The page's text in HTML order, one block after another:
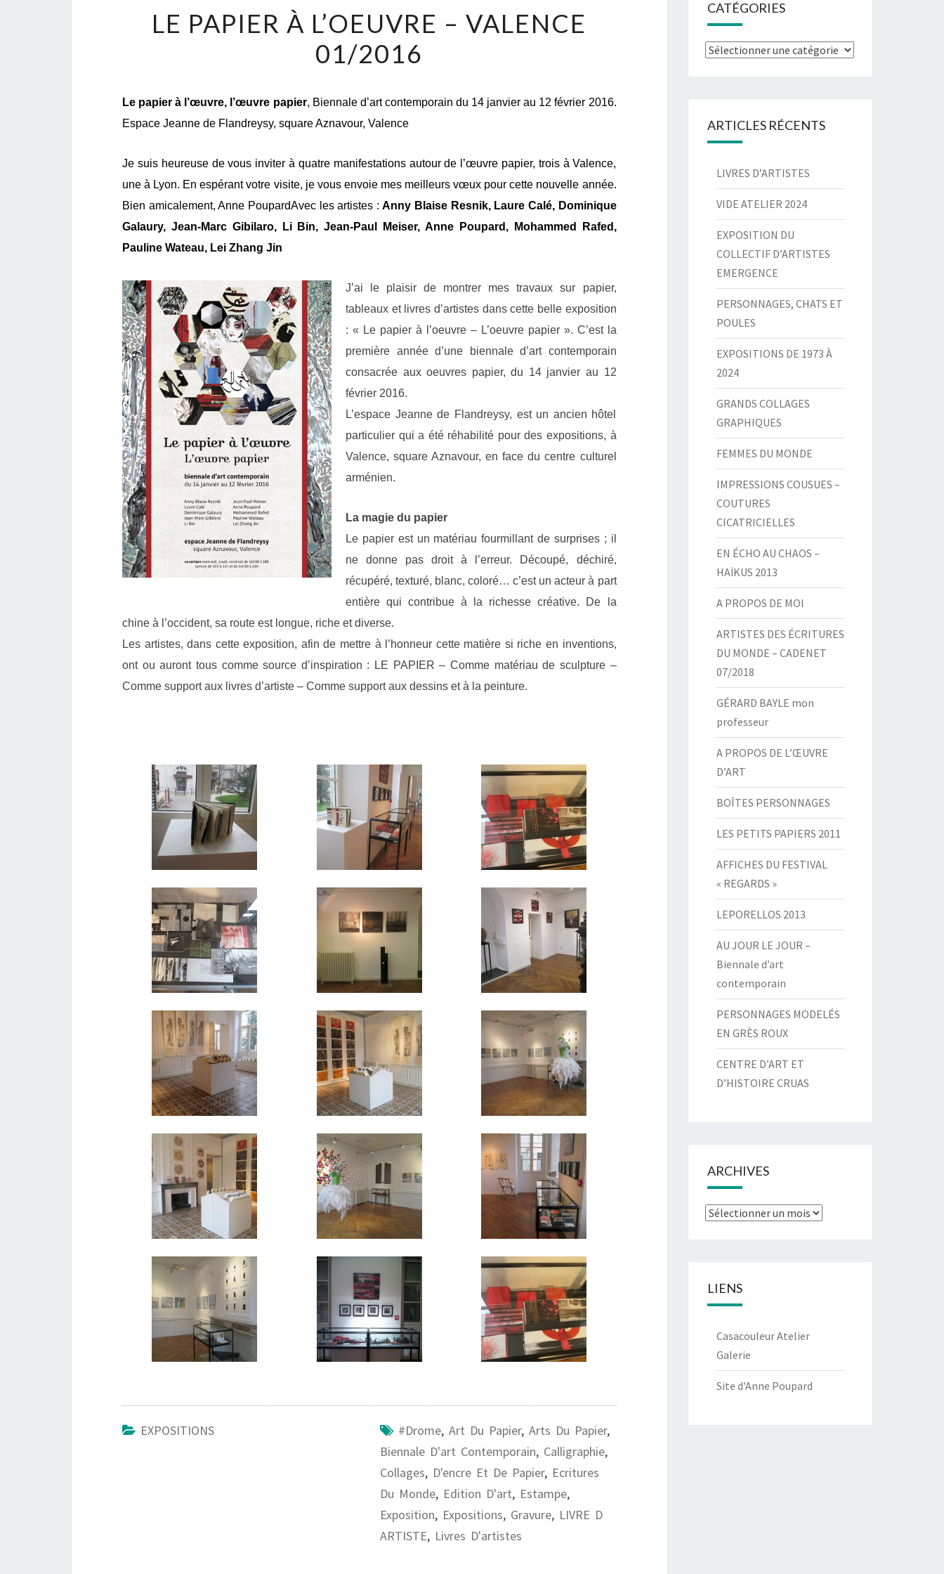
PAPIER
À
L’OEUVRE
VALENCE
01/2016
LE PAPIER À L’OEUVRE – VALENCE
01/2016
Le papier à l’œuvre, l’œuvre papier, Biennale d’art contemporain du 14 janvier au 12 février 2016.
Espace Jeanne de Flandreysy, square Aznavour, Valence
Je suis heureuse de vous inviter à quatre manifestations autour de l’œuvre papier, trois à Valence,
une à Lyon. En espérant votre visite, je vous envoie mes meilleurs vœux pour cette nouvelle année.
Bien amicalement, Anne PoupardAvec les artistes :Anny Blaise Resnik, Laure Calé, Dominique
Galaury, Jean-Marc Gibilaro, Li Bin, Jean-Paul Meiser, Anne Poupard, Mohammed Rafed,
Pauline Wateau, Lei Zhang Jin
J’ai le plaisir de montrer mes travaux sur papier,
tableaux et livres d’artistes dans cette belle exposition
: « Le papier à l’oeuvre – L’oeuvre papier ». C’est la
première année d’une biennale d’art contemporain
consacrée aux oeuvres papier, du 14 janvier au 12
février 2016.
L’espace Jeanne de Flandreysy, est un ancien hôtel
particulier qui a été réhabilité pour des expositions, à
Valence, square Aznavour, en face du centre culturel
arménien.
La magie du papier
Le papier est un matériau fourmillant de surprises ; il
ne donne pas droit à l’erreur. Découpé, déchiré,
récupéré, texturé, blanc, coloré… c’est un acteur à part
entière qui contribue à la richesse créative. De la
chine à l’occident, sa route est longue, riche et diverse.
Les artistes, dans cette exposition, afin de mettre à l’honneur cette matière si riche en inventions,
ont ou auront tous comme source d’inspiration : LE PAPIER – Comme matériau de sculpture –
Comme support aux livres d’artiste – Comme support aux dessins et à la peinture.
EXPOSITIONS #drome, Art Du Papier, Arts Du Papier,
Biennale D'art Contemporain, Calligraphie,
Collages, D'encre Et De Papier, Ecritures
Du Monde, Edition D'art, Estampe,
Exposition, Expositions, Gravure, LIVRE D
ARTISTE, Livres D'artistes
CATÉGORIES
Catégories
ARTICLES RÉCENTS
LIVRES D’ARTISTES
VIDE ATELIER 2024
EXPOSITION DU
COLLECTIF D’ARTISTES
EMERGENCE
PERSONNAGES, CHATS ET
POULES
EXPOSITIONS DE 1973 À
2024
GRANDS COLLAGES
GRAPHIQUES
FEMMES DU MONDE
IMPRESSIONS COUSUES –
COUTURES
CICATRICIELLES
EN ÉCHO AU CHAOS –
HAÏKUS 2013
A PROPOS DE MOI
ARTISTES DES ÉCRITURES
DU MONDE – CADENET
07/2018
GÉRARD BAYLE mon
professeur
A PROPOS DE L’ŒUVRE
D’ART
BOÎTES PERSONNAGES
LES PETITS PAPIERS 2011
AFFICHES DU FESTIVAL
« REGARDS »
LEPORELLOS 2013
AU JOUR LE JOUR –
Biennale d’art
contemporain
PERSONNAGES MODELÉS
EN GRÈS ROUX
CENTRE D’ART ET
D’HISTOIRE CRUAS
ARCHIVES
Archives
LIENS
Casacouleur Atelier
Galerie
Site d'Anne Poupard